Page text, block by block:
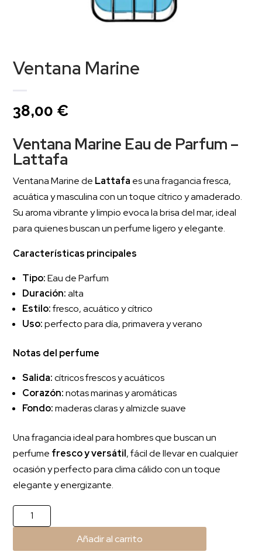
Ventana Marine
38,00 €
Ventana Marine Eau de Parfum –
Lattafa
Ventana Marine de Lattafa es una fragancia fresca,
acuática y masculina con un toque cítrico y amaderado.
Su aroma vibrante y limpio evoca la brisa del mar, ideal
para quienes buscan un perfume ligero y elegante.
Características principales
Tipo:Eau de Parfum
Duración:alta
Estilo:fresco, acuático y cítrico
Uso:perfecto para día, primavera y verano
Notas del perfume
Salida:cítricos frescos y acuáticos
Corazón:notas marinas y aromáticas
Fondo:maderas claras y almizcle suave
Una fragancia ideal para hombres que buscan un
perfume fresco y versátil, fácil de llevar en cualquier
ocasión y perfecto para clima cálido con un toque
elegante y energizante.
Ventana
Marine
Añadir al carrito